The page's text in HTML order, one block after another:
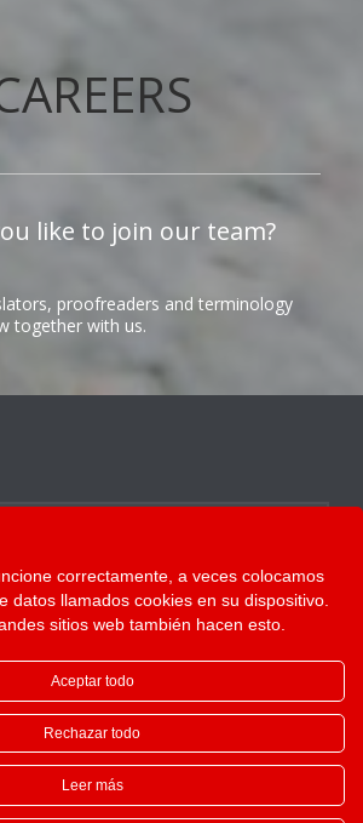
like to join our team?
proofreaders and terminology
together with us.
All Rights Reserved ©
correctamente, a veces colocamos
datos llamados cookies en su dispositivo.
sitios web también hacen esto.
Aceptar todo
Rechazar todo
Leer más